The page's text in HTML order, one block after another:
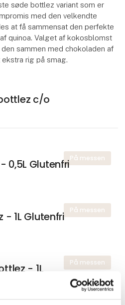
søde bottlez variant som er
med den velkendte
at få sammensat den perfekte
quinoa. Valget af kokosblomst
sammen med chokoladen af
rig på smag.
c/o
På messen
0,5L Glutenfri
På messen
- 1L Glutenfri
På messen
- 1L